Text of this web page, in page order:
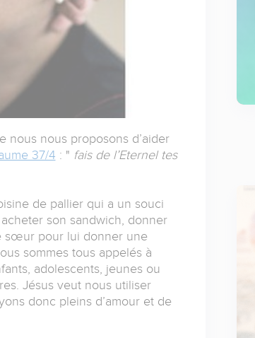
nous nous proposons d’aider
37/4 : " fais de l’Eternel tes
de pallier qui a un souci
son sandwich, donner
sœur pour lui donner une
sommes tous appelés à
adolescents, jeunes ou
Jésus veut nous utiliser
donc pleins d’amour et de